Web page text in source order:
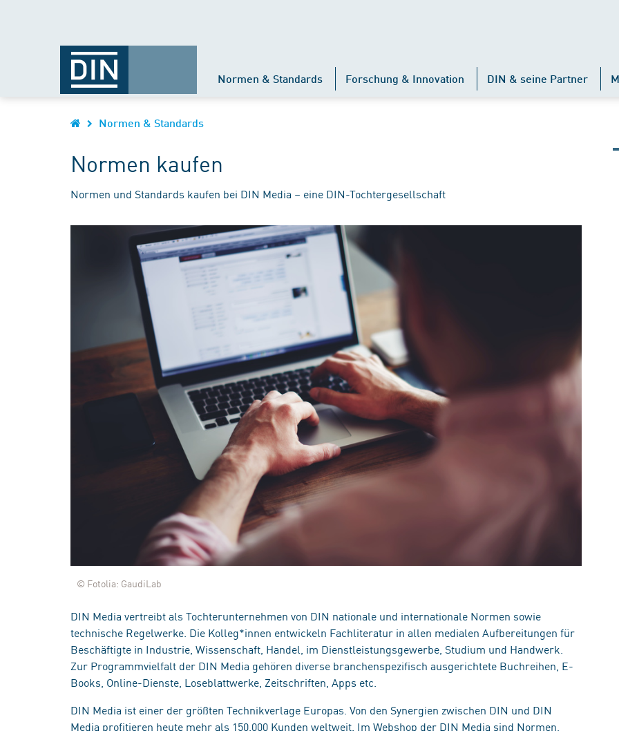
Normen & Standards Forschung & Innovation DIN & seine Partner
Normen & Standards
Normen kaufen
Normen und Standards kaufen bei DIN Media – eine DIN-Tochtergesellschaft
© Fotolia: GaudiLab
DIN Media vertreibt als Tochterunternehmen von DIN nationale und internationale Normen sowie
technische Regelwerke. Die Kolleg*innen entwickeln Fachliteratur in allen medialen Aufbereitungen für
Beschäftigte in Industrie, Wissenschaft, Handel, im Dienstleistungsgewerbe, Studium und Handwerk.
Zur Programmvielfalt der DIN Media gehören diverse branchenspezifisch ausgerichtete Buchreihen, E-
Books, Online-Dienste, Loseblattwerke, Zeitschriften, Apps etc.
DIN Media ist einer der größten Technikverlage Europas. Von den Synergien zwischen DIN und DIN
Media profitieren heute mehr als 150.000 Kunden weltweit. Im Webshop der DIN Media sind Normen,